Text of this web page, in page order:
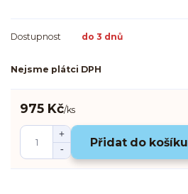
Dostupnost do 3 dnů
Nejsme plátci DPH
975 Kč/ks
Přidat do košíku